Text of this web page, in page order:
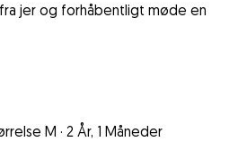
jer og forhåbentligt møde en
M · 2 År, 1 Måneder